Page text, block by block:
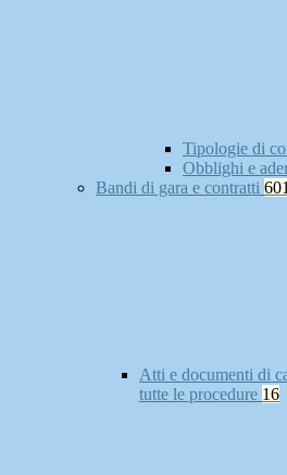
Tipologie di
Obblighi e
Bandi di gara e contratti 601
Atti e documenti di
tutte le procedure 16